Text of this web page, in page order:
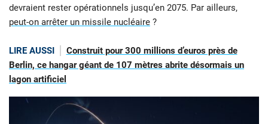
devraient rester opérationnels jusqu’en 2075. Par ailleurs,
peut-on arrêter un missile nucléaire ?
LIRE AUSSI
Construit pour 300 millions d’euros près de
Berlin, ce hangar géant de 107 mètres abrite désormais un
lagon artificiel